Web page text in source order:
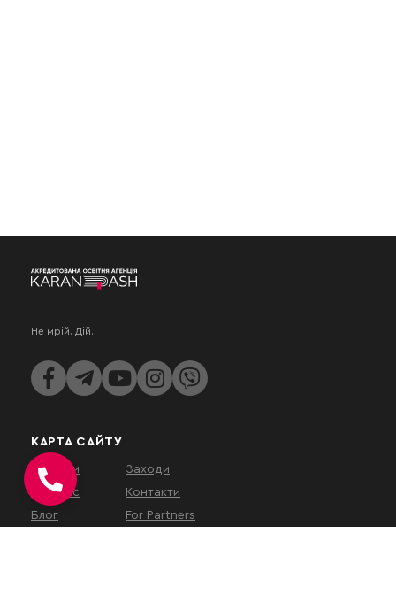
Не мрій. Дій.
КАРТА САЙТУ
Послуги
Про нас
Блог
Заходи
Контакти
For Partners